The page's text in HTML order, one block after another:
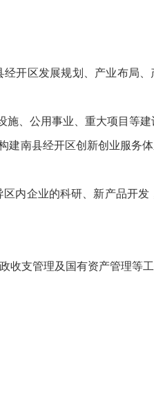
区发展规划、产业布局
、公用事业、重大项目等建
南县经开区创新创业服务
企业的科研、新产品开发
支管理及国有资产管理等工